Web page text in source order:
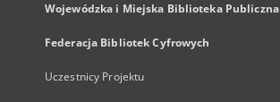
Wojewódzka i Miejska Biblioteka Publiczna
Federacja Bibliotek Cyfrowych
Uczestnicy Projektu